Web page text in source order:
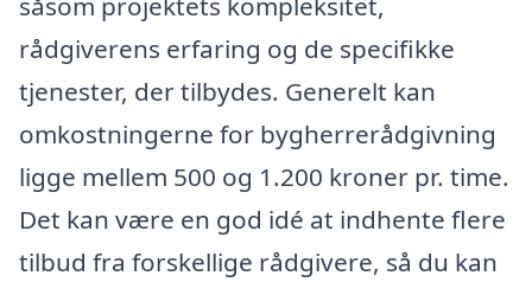
rådgiverens erfaring og de specifikke
tjenester, der tilbydes. Generelt kan
omkostningerne for bygherrerådgivning
ligge mellem 500 og 1.200 kroner pr. time.
Det kan være en god idé at indhente flere
tilbud fra forskellige rådgivere, så du kan